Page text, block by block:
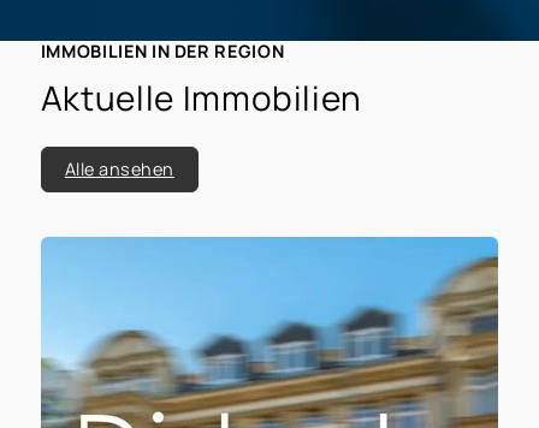
IMMOBILIEN IN DER REGION
Aktuelle Immobilien
Alle ansehen